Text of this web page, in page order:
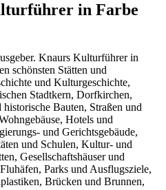
in Farbe
Knaurs Kulturführer in
schönsten Stätten und
und Kulturgeschichte,
Stadtkern, Dorfkirchen,
Bauten, Straßen und
Hotels und
und Gerichtsgebäude,
und Schulen, Kultur- und
Gesellschaftshäuser und
Parks und Ausflugsziele,
Brücken und Brunnen,